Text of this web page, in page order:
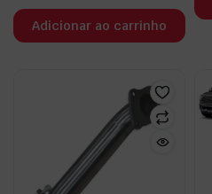
Adicionar ao carrinho